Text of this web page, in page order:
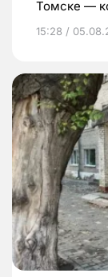
Томске —
15:28 /